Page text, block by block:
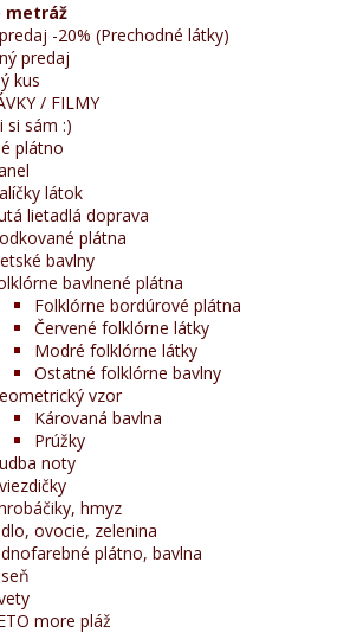
metráž
-20% (Prechodné látky)
predaj
kus
/ FILMY
si sám :)
plátno
látok
lietadlá doprava
plátna
bavlny
bavlnené plátna
Folklórne bordúrové plátna
Červené folklórne látky
Modré folklórne látky
Ostatné folklórne bavlny
vzor
Károvaná bavlna
Prúžky
noty
hmyz
ovocie, zelenina
plátno, bavlna
more pláž